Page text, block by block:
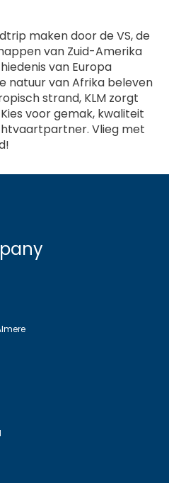
maken door de VS, de
van Zuid-Amerika
van Europa
natuur van Afrika beleven
strand, KLM zorgt
voor gemak, kwaliteit
Vlieg met